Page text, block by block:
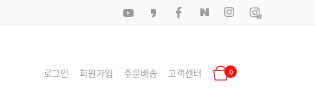
로그인 회원가입 주문배송 고객센터 0